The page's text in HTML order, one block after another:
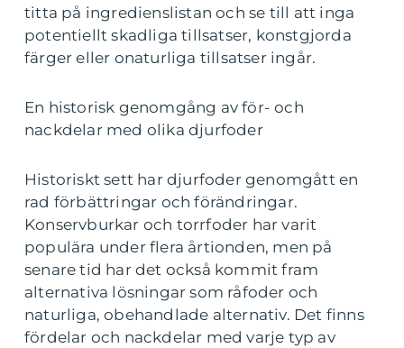
titta på ingredienslistan och se till att inga
potentiellt skadliga tillsatser, konstgjorda
färger eller onaturliga tillsatser ingår.
En historisk genomgång av för- och
nackdelar med olika djurfoder
Historiskt sett har djurfoder genomgått en
rad förbättringar och förändringar.
Konservburkar och torrfoder har varit
populära under flera årtionden, men på
senare tid har det också kommit fram
alternativa lösningar som råfoder och
naturliga, obehandlade alternativ. Det finns
fördelar och nackdelar med varje typ av